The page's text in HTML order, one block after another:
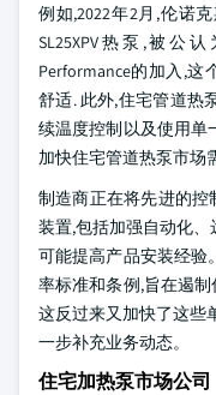
例如,2022年2月,伦诺
SL25XPV热泵,被公
Performance的加入,
舒适. 此外,住宅管道热
续温度控制以及使用单
加快住宅管道热泵市场
制造商正在将先进的控
装置,包括加强自动化
可能提高产品安装经验
率标准和条例,旨在遏制
这反过来又加快了这些
一步补充业务动态。
住宅加热泵市场公司